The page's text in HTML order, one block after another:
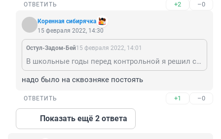
ОТВЕТИТЬ +2 –0
Коренная сибирячка
15 февраля 2022, 14:30
Остул-Задом-Бей15 февраля 2022, 14:01
В школьные годы перед контрольной я решил срочно простудиться. Вышел в мороз на балкон и стоял там босиком. После чего прикладывал охлаждённые юбилейные рубли к миндалинам. И как апофеоз пролежал в ванне с холодной водой минут двадцать. И что ты думаешь? Утром встал таким бодрячком что охренел. Разочарованию не было предела. Крах всех надежд!
надо было на сквозняке постоять
ОТВЕТИТЬ +1 –0
Показать ещё 2 ответа